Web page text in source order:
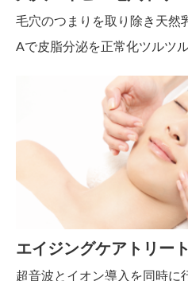
毛穴のつまりを取り除き天然
Aで皮脂分泌を正常化ツルツ
エイジングケアトリー
超音波とイオン導入を同時に